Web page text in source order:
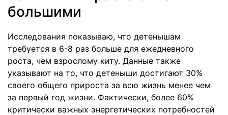
большими
Исследования показываю, что детенышам
требуется в 6-8 раз больше для ежедневного
роста, чем взрослому киту. Данные также
указывают на то, что детеныши достигают 30%
своего общего прироста за всю жизнь менее чем
за первый год жизни. Фактически, более 60%
критически важных энергетических потребностей